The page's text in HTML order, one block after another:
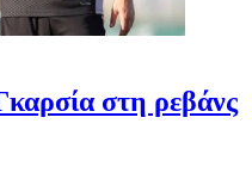
στη ρεβάνς